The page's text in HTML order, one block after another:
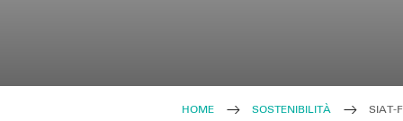
HOME SOSTENIBILITÀ SIAT-